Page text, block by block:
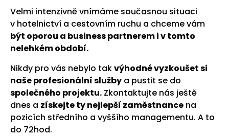
Velmi intenzivně vnímáme současnou situaci
v hotelnictví a cestovním ruchu a chceme vám
být oporou a businesspartnerem i v tomto
nelehkém období.
Nikdy pro vás nebylo takvýhodné vyzkoušet si
naše profesionální služby a pustit se do
společného projektu. Zkontaktujte nás ještě
dnes a získejte ty nejlepší zaměstnance na
pozicích středního a vyššího managementu. A to
do 72hod.